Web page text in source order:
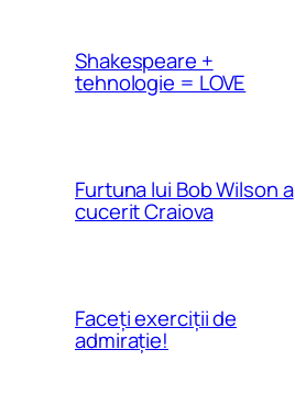
Shakespeare +
tehnologie = LOVE
Furtuna lui Bob Wilson a
cucerit Craiova
Faceți exerciții de
admirație!